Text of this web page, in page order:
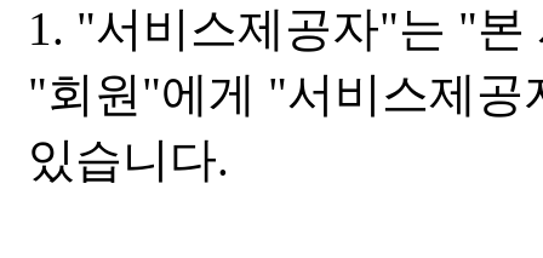
1. "서비스제공자"는 "
"회원"에게 "서비스제공
있습니다.